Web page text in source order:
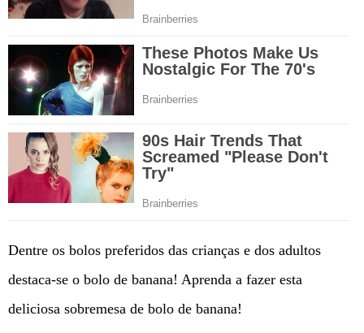
Dentre os bolos preferidos das crianças e dos adultos
destaca-se o bolo de banana! Aprenda a fazer esta
deliciosa sobremesa de bolo de banana!